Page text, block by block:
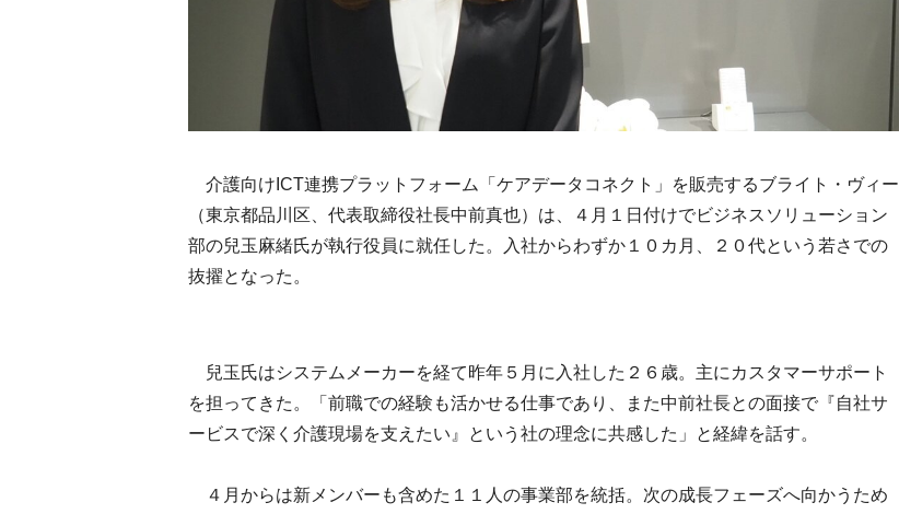
介護向けICT連携プラットフォーム「ケアデータコネクト」を販売するブライト・ヴィー
（東京都品川区、代表取締役社長中前真也）は、４月１日付けでビジネスソリューション
部の兒玉麻緒氏が執行役員に就任した。入社からわずか１０カ月、２０代という若さでの
抜擢となった。
兒玉氏はシステムメーカーを経て昨年５月に入社した２６歳。主にカスタマーサポート
を担ってきた。「前職での経験も活かせる仕事であり、また中前社長との面接で『自社サ
ービスで深く介護現場を支えたい』という社の理念に共感した」と経緯を話す。
４月からは新メンバーも含めた１１人の事業部を統括。次の成長フェーズへ向かうため